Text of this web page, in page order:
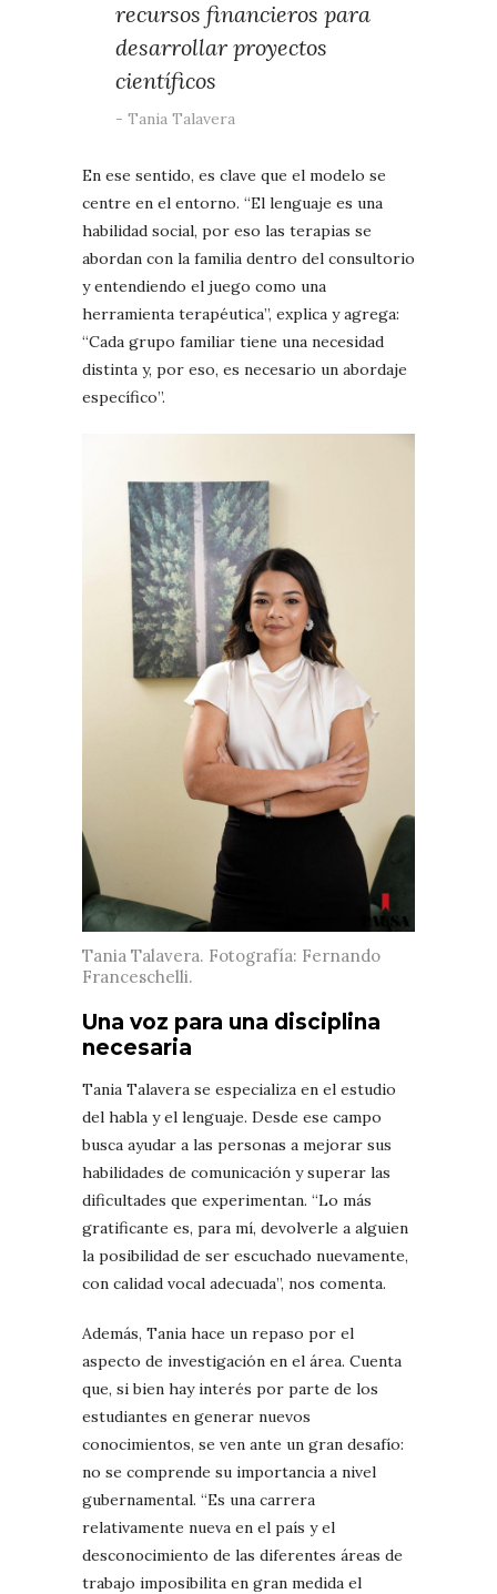
recursos financieros para
desarrollar proyectos
científicos
Tania Talavera
En ese sentido, es clave que el modelo se
centre en el entorno. “El lenguaje es una
habilidad social, por eso las terapias se
abordan con la familia dentro del consultorio
y entendiendo el juego como una
herramienta terapéutica”, explica y agrega:
“Cada grupo familiar tiene una necesidad
distinta y, por eso, es necesario un abordaje
específico”.
Tania Talavera. Fotografía: Fernando
Franceschelli.
Una voz para una disciplina
necesaria
Tania Talavera se especializa en el estudio
del habla y el lenguaje. Desde ese campo
busca ayudar a las personas a mejorar sus
habilidades de comunicación y superar las
dificultades que experimentan. “Lo más
gratificante es, para mí, devolverle a alguien
la posibilidad de ser escuchado nuevamente,
con calidad vocal adecuada”, nos comenta.
Además, Tania hace un repaso por el
aspecto de investigación en el área. Cuenta
que, si bien hay interés por parte de los
estudiantes en generar nuevos
conocimientos, se ven ante un gran desafío:
no se comprende su importancia a nivel
gubernamental. “Es una carrera
relativamente nueva en el país y el
desconocimiento de las diferentes áreas de
trabajo imposibilita en gran medida el